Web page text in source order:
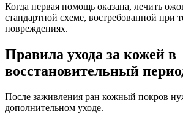
Когда первая помощь оказана, лечить
стандартной схеме, востребованной при
повреждениях.
Правила ухода за кожей в
восстановительный
После заживления ран кожный покров
дополнительном уходе.